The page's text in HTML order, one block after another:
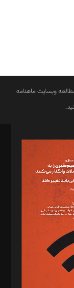
وبسایت ماهنامه
سروش کرمیان،
فتحی